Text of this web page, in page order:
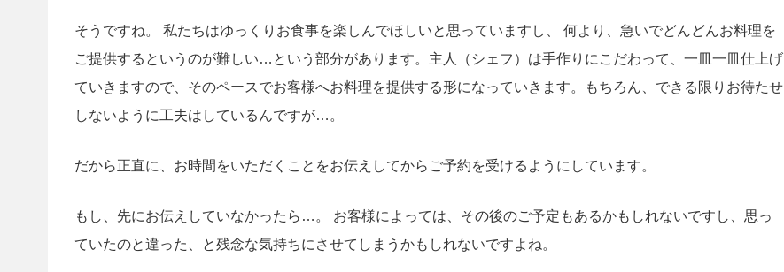
そうですね。 私たちはゆっくりお食事を楽しんでほしいと思っていますし、 何より、急いでどんどんお料理を
ご提供するというのが難しい…という部分があります。主人（シェフ）は手作りにこだわって、一皿一皿仕上げ
ていきますので、そのペースでお客様へお料理を提供する形になっていきます。もちろん、できる限りお待たせ
しないように工夫はしているんですが…。
だから正直に、お時間をいただくことをお伝えしてからご予約を受けるようにしています。
もし、先にお伝えしていなかったら…。 お客様によっては、その後のご予定もあるかもしれないですし、思っ
ていたのと違った、と残念な気持ちにさせてしまうかもしれないですよね。